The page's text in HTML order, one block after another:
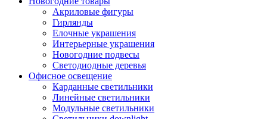
Акриловые фигуры
Гирлянды
Елочные украшения
Интерьерные украшения
Новогодние подвесы
Светодиодные деревья
Офисное освещение
Карданные светильники
Линейные светильники
Модульные светильники